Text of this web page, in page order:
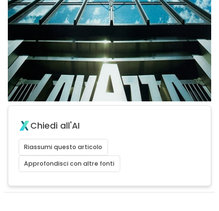
Chiedi all'AI
Riassumi questo articolo
Approfondisci con altre fonti